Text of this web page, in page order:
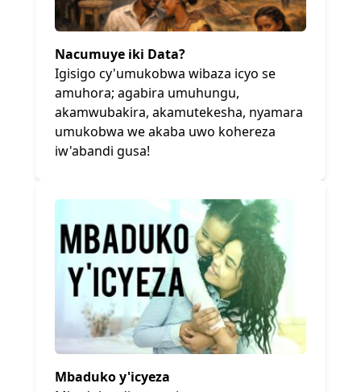
Nacumuye iki Data?
Igisigo cy'umukobwa wibaza icyo se
amuhora; agabira umuhungu,
akamwubakira, akamutekesha, nyamara
umukobwa we akaba uwo kohereza
iw'abandi gusa!
Mbaduko y'icyeza